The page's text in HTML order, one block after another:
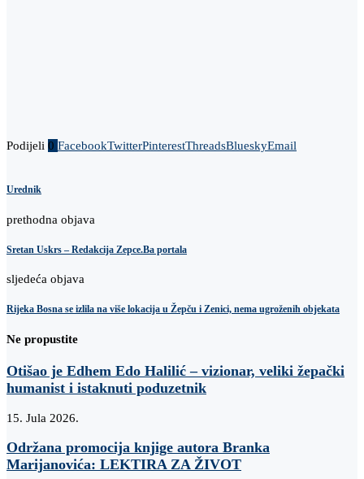
Podijeli 0 FacebookTwitterPinterestThreadsBlueskyEmail
Urednik
prethodna objava
Sretan Uskrs – Redakcija Zepce.Ba portala
sljedeća objava
Rijeka Bosna se izlila na više lokacija u Žepču i Zenici, nema ugroženih objekata
Ne propustite
Otišao je Edhem Edo Halilić – vizionar, veliki žepački
humanist i istaknuti poduzetnik
15. Jula 2026.
Održana promocija knjige autora Branka
Marijanovića: LEKTIRA ZA ŽIVOT